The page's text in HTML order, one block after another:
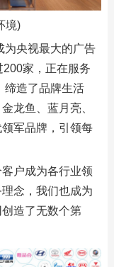
境)
为央视最大的广告
家，正在服务
缔造了品牌生活
龙鱼、蓝月亮、
军品牌，引领每
户成为各行业领
念，我们也成为
造了无数个第